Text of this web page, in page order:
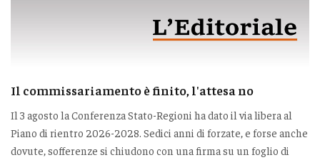
Il commissariamento è finito, l'attesa no
Il 3 agosto la Conferenza Stato-Regioni ha dato il via libera al
Piano di rientro 2026-2028. Sedici anni di forzate, e forse anche
dovute, sofferenze si chiudono con una firma su un foglio di